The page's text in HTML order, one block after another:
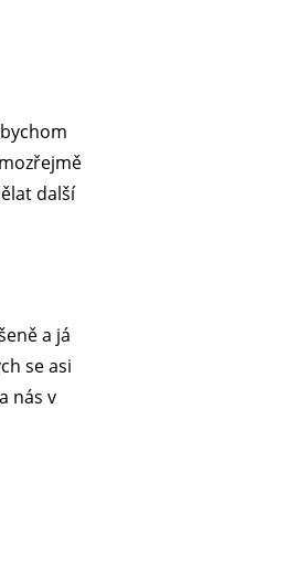
další
a já
se asi
nás v